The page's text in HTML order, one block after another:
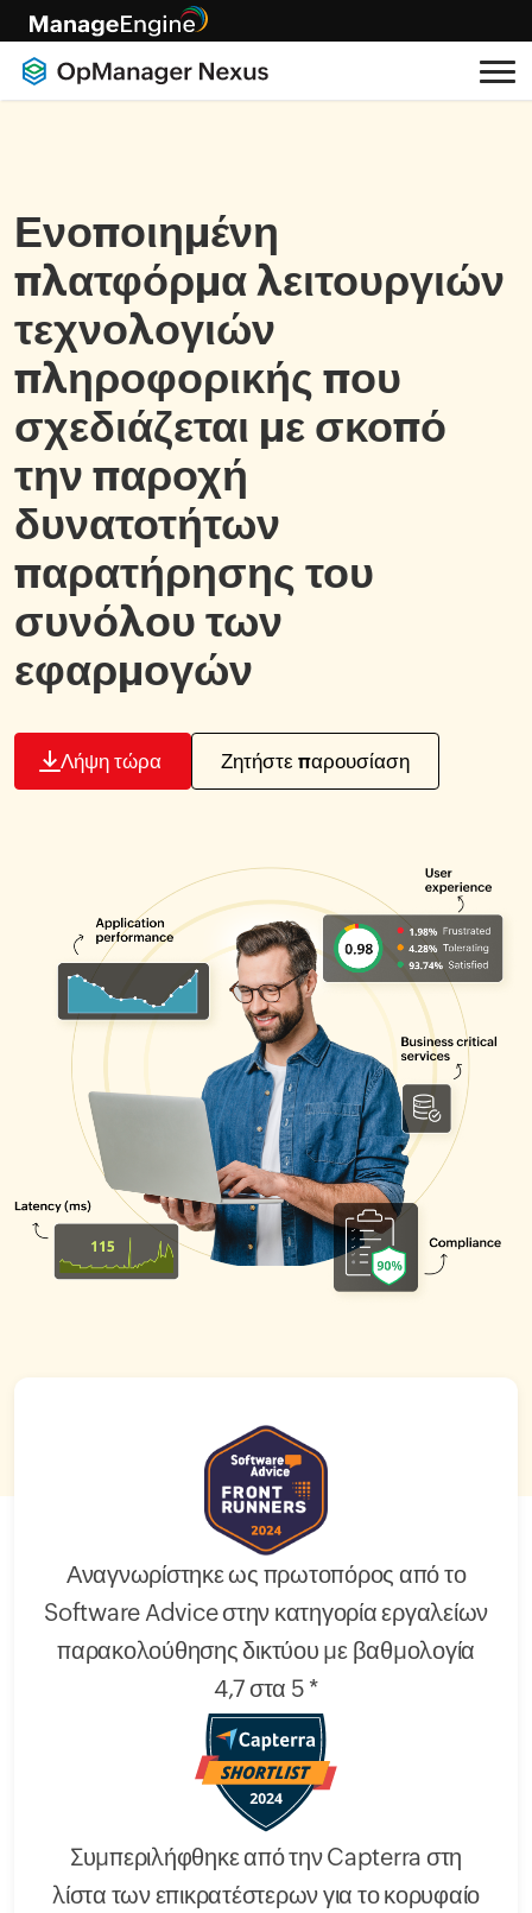
Ενοποιημένη
πλατφόρμα λειτουργιών
τεχνολογιών
πληροφορικής που
σχεδιάζεται με σκοπό
την παροχή
δυνατοτήτων
παρατήρησης του
συνόλου των
εφαρμογών
Λήψη τώρα Ζητήστε παρουσίαση
Αναγνωρίστηκε ως πρωτοπόρος από το
Software Advice στην κατηγορία εργαλείων
παρακολούθησης δικτύου με βαθμολογία
4,7 στα 5 *
Συμπεριλήφθηκε από την Capterra στη
λίστα των επικρατέστερων για το κορυφαίο